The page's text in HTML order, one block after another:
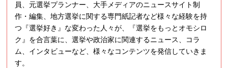
員、元選挙プランナー、大手メディアのニュースサイト制
作・編集、地方選挙に関する専門紙記者など様々な経験を持
つ『選挙好き』な変わった人々が、『選挙をもっとオモシロ
ク』を合言葉に、選挙や政治家に関連するニュース、コラ
ム、インタビューなど、様々なコンテンツを発信していきま
す。